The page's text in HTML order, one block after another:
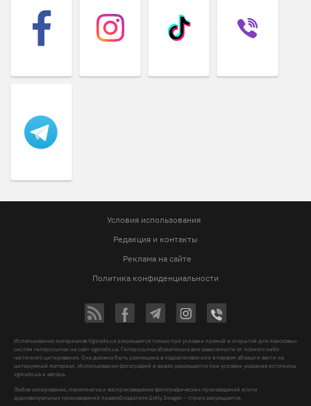
Условия использования
Редакция и контакты
Реклама на сайте
Политика конфиденциальности
Использование материалов Vgorode.ua разрешается только при условии прямой и открытой для поисковых
систем гиперссылки на сайт vgorode.ua. Гиперссылка обязательна вне зависимости от полного либо
частичного цитирования. Она должна быть размещена в подзаголовке или в первом абзаце и вести на
цитируемый материал. Использование фотографий и видео разрешается при условии указания источника
vgorode.ua и автора.
Любое копирование, перепечатка и воспроизведение фотографических произведений и/или
аудиовизуальных произведений правообладателя Getty Images – строго запрещается.